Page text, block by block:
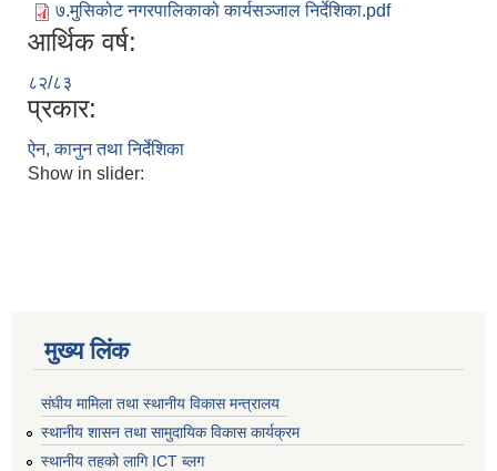
७.मुसिकोट नगरपालिकाको कार्यसञ्जाल निर्देशिका.pdf
आर्थिक वर्ष:
८२/८३
प्रकार:
ऐन, कानुन तथा निर्देशिका
Show in slider:
मुख्य लिंक
संघीय मामिला तथा स्थानीय विकास मन्त्रालय
स्थानीय शासन तथा सामुदायिक विकास कार्यक्रम
स्थानीय तहको लागि ICT ब्लग